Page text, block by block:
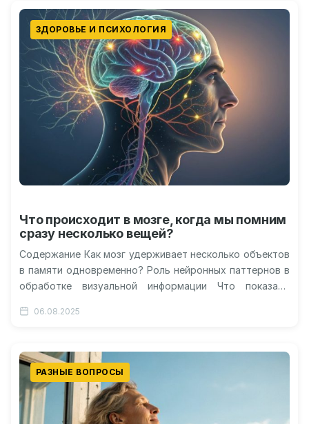
ЗДОРОВЬЕ И ПСИХОЛОГИЯ
Что происходит в мозге, когда мы помним
сразу несколько вещей?
Содержание Как мозг удерживает несколько объектов
в памяти одновременно? Роль нейронных паттернов в
обработке визуальной информации Что показало
понимания…
06.08.2025
РАЗНЫЕ ВОПРОСЫ